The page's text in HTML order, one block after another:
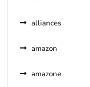
alliances
amazon
amazone